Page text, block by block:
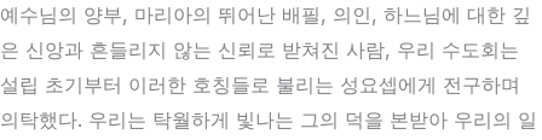
예수님의 양부, 마리아의 뛰어난 배필, 의인, 하느님에 대한 깊
은 신앙과 흔들리지 않는 신뢰로 받쳐진 사람, 우리 수도회는
설립 초기부터 이러한 호칭들로 불리는 성요셉에게 전구하며
의탁했다. 우리는 탁월하게 빛나는 그의 덕을 본받아 우리의 일